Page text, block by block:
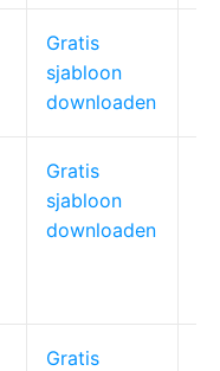
Gratis
sjabloon
downloaden
Gratis
sjabloon
downloaden
Gratis